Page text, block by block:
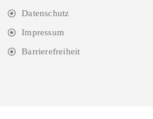
Datenschutz
Impressum
Barrierefreiheit